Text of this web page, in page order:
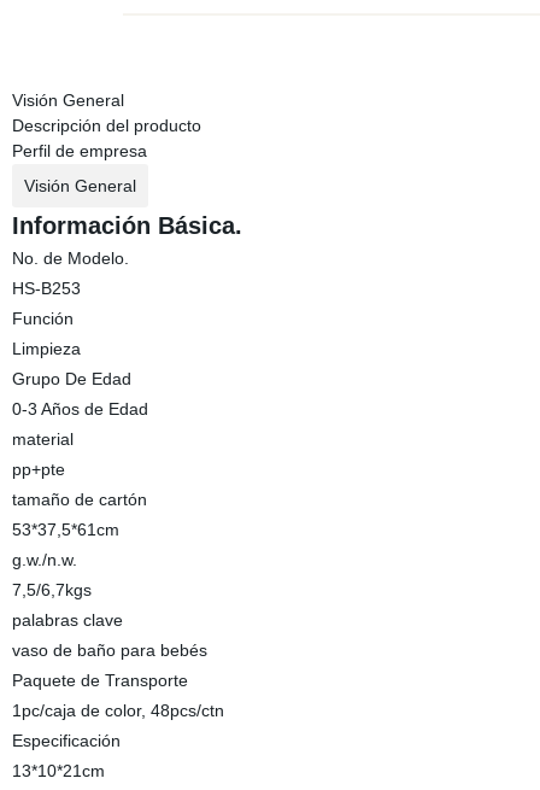
Visión General
Descripción del producto
Perfil de empresa
Visión General
Información Básica.
No. de Modelo.
HS-B253
Función
Limpieza
Grupo De Edad
0-3 Años de Edad
material
pp+pte
tamaño de cartón
53*37,5*61cm
g.w./n.w.
7,5/6,7kgs
palabras clave
vaso de baño para bebés
Paquete de Transporte
1pc/caja de color, 48pcs/ctn
Especificación
13*10*21cm